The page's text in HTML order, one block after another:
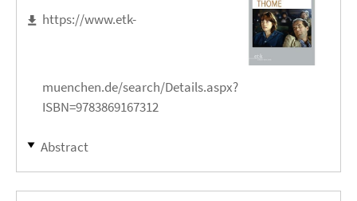
https://www.etk-
muenchen.de/search/Details.aspx?
ISBN=9783869167312
Abstract